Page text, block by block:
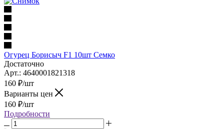
Огурец Борисыч F1 10шт Семко
Достаточно
Арт.: 4640001821318
160 ₽/шт
Варианты цен
160 ₽/шт
Подробности